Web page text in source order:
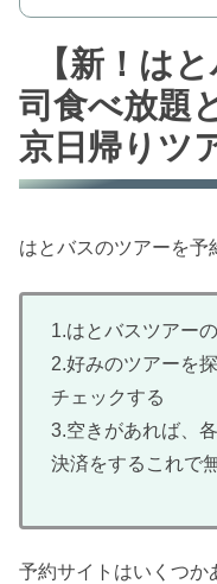
【新！は
司食べ放題
京日帰りツ
はとバスのツアーを予
1.はとバスツアー
2.好みのツアーを
チェックする
3.空きがあれば、
決済をするこれで
予約サイトはいくつか